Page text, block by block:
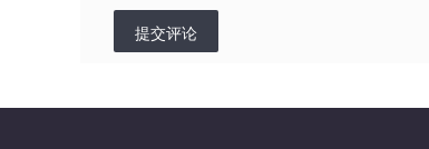
提交评论